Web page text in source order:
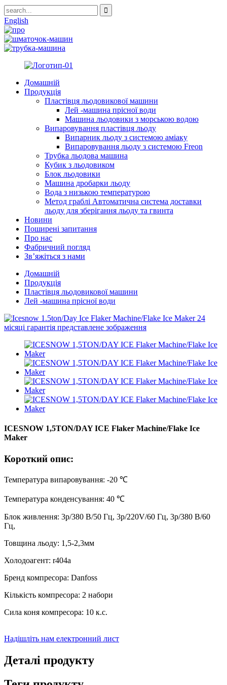
English
Домашній
Продукція
Пластівця льодовикової машини
Лей -машина прісної води
Машина льодовики з морською водою
Випаровування пластівця льоду
Випарник льоду з системою аміаку
Випаровування льоду з системою Freon
Трубка льодова машина
Кубик з льодовиком
Блок льодовики
Машина дробарки льоду
Вода з низькою температурою
Метод граблі Автоматична система доставки
льоду для зберігання льоду та гвинта
Новини
Поширені запитання
Про нас
Фабричний погляд
Зв’яжіться з нами
Домашній
Продукція
Пластівця льодовикової машини
Лей -машина прісної води
ICESNOW 1,5TON/DAY ICE Flaker Machine/Flake Ice
Maker
Короткий опис:
Температура випаровування: -20 ℃
Температура конденсування: 40 ℃
Блок живлення: 3p/380 В/50 Гц, 3p/220V/60 Гц, 3p/380 В/60
Гц,
Товщина льоду: 1,5-2,3мм
Холодоагент: r404a
Бренд компресора: Danfoss
Кількість компресора: 2 набори
Сила коня компресора: 10 к.с.
Надішліть нам електронний лист
Деталі продукту